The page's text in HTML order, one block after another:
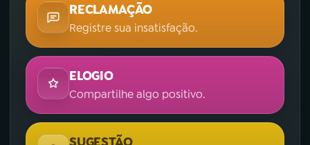
RECLAMAÇÃO
Registre sua insatisfação.
ELOGIO
Compartilhe algo positivo.